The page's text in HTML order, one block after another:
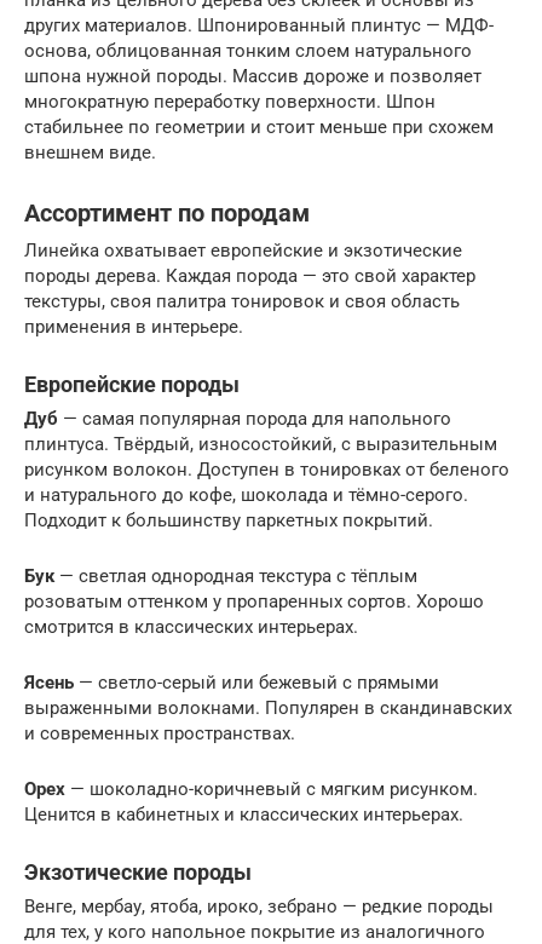
других материалов. Шпонированный плинтус — МДФ-
основа, облицованная тонким слоем натурального
шпона нужной породы. Массив дороже и позволяет
многократную переработку поверхности. Шпон
стабильнее по геометрии и стоит меньше при схожем
внешнем виде.
Ассортимент по породам
Линейка охватывает европейские и экзотические
породы дерева. Каждая порода — это свой характер
текстуры, своя палитра тонировок и своя область
применения в интерьере.
Европейские породы
Дуб — самая популярная порода для напольного
плинтуса. Твёрдый, износостойкий, с выразительным
рисунком волокон. Доступен в тонировках от беленого
и натурального до кофе, шоколада и тёмно-серого.
Подходит к большинству паркетных покрытий.
Бук— светлая однородная текстура с тёплым
розоватым оттенком у пропаренных сортов. Хорошо
смотрится в классических интерьерах.
Ясень — светло-серый или бежевый с прямыми
выраженными волокнами. Популярен в скандинавских
и современных пространствах.
Орех — шоколадно-коричневый с мягким рисунком.
Ценится в кабинетных и классических интерьерах.
Экзотические породы
Венге, мербау, ятоба, ироко, зебрано — редкие породы
для тех, у кого напольное покрытие из аналогичного